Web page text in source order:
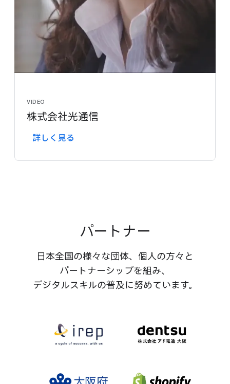
VIDEO
株式会社光通信
詳しく​見る
パートナー
日本全国の​様々な​団体、​個人の​方々と​
パートナーシップを​組み、​
デジタルスキルの​普及に​努めています。